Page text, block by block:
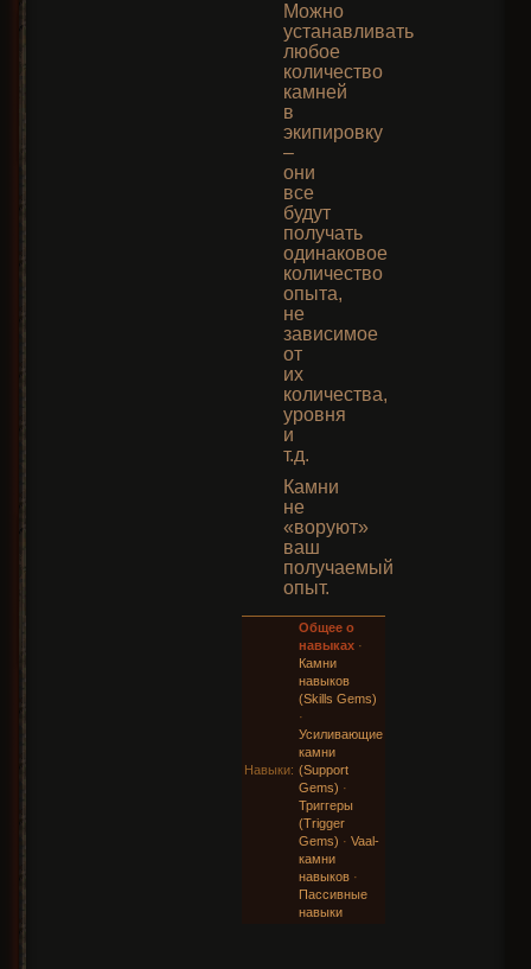
Можно
устанавливать
любое
количество
камней
в
экипировку
–
они
все
будут
получать
одинаковое
количество
опыта,
не
зависимое
от
их
количества,
уровня
и
т.д.
Камни
не
«воруют»
ваш
получаемый
опыт.
Навыки:
Общее о
навыках ·
Камни
навыков
(Skills Gems)
·
Усиливающие
камни
(Support
Gems) ·
Триггеры
(Trigger
Gems) · Vaal-
камни
навыков ·
Пассивные
навыки